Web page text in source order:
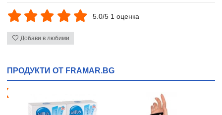
5.0/5 1 оценка
Добави в любими
ПРОДУКТИ ОТ FRAMAR.BG